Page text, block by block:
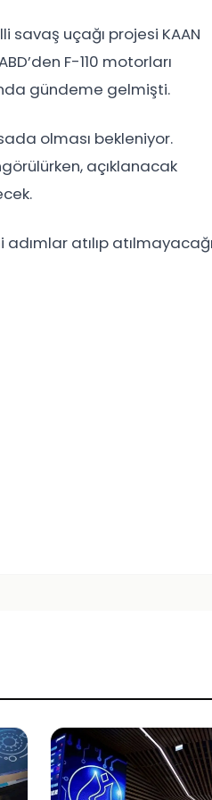
savaş uçağı projesi KAAN
F-110 motorları
gündeme gelmişti.
olması bekleniyor.
açıklanacak
atılıp atılmayacağı